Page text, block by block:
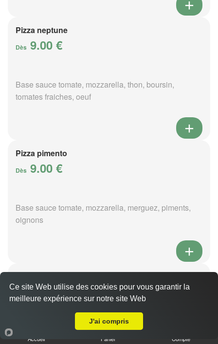
Pizza neptune
Dès 9.00 €
Base sauce tomate, mozzarella, thon, boursin,
tomates fraiches, oeuf
Pizza pimento
Dès 9.00 €
Base sauce tomate, mozzarella, merguez, piments,
oignons
Dès 9.00 €
Base sauce poivre, mozzarella, viande hachée,
Accueil Panier Compte
Ce site Web utilise des cookies pour vous garantir la
meilleure expérience sur notre site Web
J'ai compris